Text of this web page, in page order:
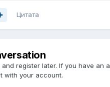
Цитата
register later. If you have an
with your account.